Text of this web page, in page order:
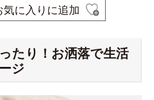
気に入りに追加
たり！お洒落で生活
ジ